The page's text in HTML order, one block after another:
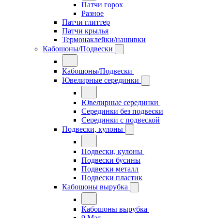
Патчи горох
Разное
Патчи глиттер
Патчи крылья
Термонаклейки/нашивки
Кабошоны/Подвески
Кабошоны/Подвески
Ювелирные серединки
Ювелирные серединки
Серединки без подвески
Серединки с подвеской
Подвески, кулоны
Подвески, кулоны
Подвески бусины
Подвески металл
Подвески пластик
Кабошоны вырубка
Кабошоны вырубка